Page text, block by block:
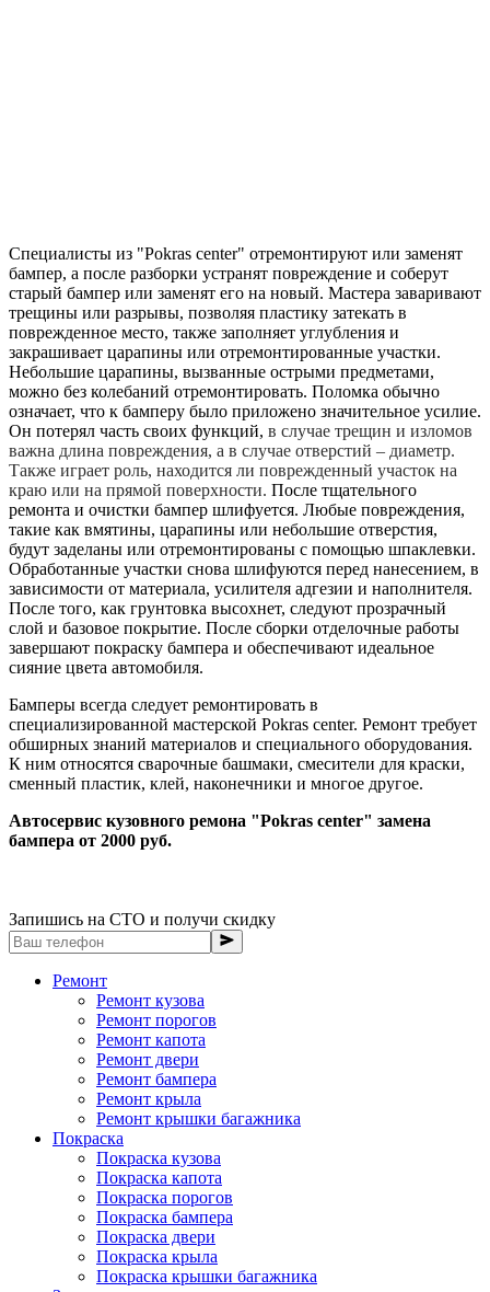
Специалисты из "Pokras center" отремонтируют или заменят
бампер, а после разборки устранят повреждение и соберут
старый бампер или заменят его на новый. Мастера заваривают
трещины или разрывы, позволяя пластику затекать в
поврежденное место, также заполняет углубления и
закрашивает царапины или отремонтированные участки.
Небольшие царапины, вызванные острыми предметами,
можно без колебаний отремонтировать. Поломка обычно
означает, что к бамперу было приложено значительное усилие.
Он потерял часть своих функций, в случае трещин и изломов
важна длина повреждения, а в случае отверстий – диаметр.
Также играет роль, находится ли поврежденный участок на
краю или на прямой поверхности. После тщательного
ремонта и очистки бампер шлифуется. Любые повреждения,
такие как вмятины, царапины или небольшие отверстия,
будут заделаны или отремонтированы с помощью шпаклевки.
Обработанные участки снова шлифуются перед нанесением, в
зависимости от материала, усилителя адгезии и наполнителя.
После того, как грунтовка высохнет, следуют прозрачный
слой и базовое покрытие. После сборки отделочные работы
завершают покраску бампера и обеспечивают идеальное
сияние цвета автомобиля.
Бамперы всегда следует ремонтировать в
специализированной мастерской Pokras center. Ремонт требует
обширных знаний материалов и специального оборудования.
К ним относятся сварочные башмаки, смесители для краски,
сменный пластик, клей, наконечники и многое другое.
Автосервис кузовного ремона "Pokras center" замена
бампера от 2000 руб.
Запишись на СТО и получи скидку
Ремонт
Ремонт кузова
Ремонт порогов
Ремонт капота
Ремонт двери
Ремонт бампера
Ремонт крыла
Ремонт крышки багажника
Покраска
Покраска кузова
Покраска капота
Покраска порогов
Покраска бампера
Покраска двери
Покраска крыла
Покраска крышки багажника